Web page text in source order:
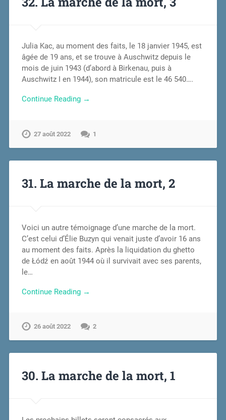
Julia Kac, au moment des faits, le 18 janvier 1945, est
âgée de 19 ans, et se trouve à Auschwitz depuis le
mois de juin 1943 (d’abord à Birkenau, puis à
Auschwitz I en 1944), son matricule est le 46 540….
Continue Reading →
27 août 2022 1
31. La marche de la mort, 2
Voici un autre témoignage d’une marche de la mort.
C’est celui d’Élie Buzyn qui venait juste d’avoir 16 ans
au moment des faits. Après la liquidation du ghetto
de Łódź en août 1944 où il survivait avec ses parents,
le…
Continue Reading →
26 août 2022 2
30. La marche de la mort, 1